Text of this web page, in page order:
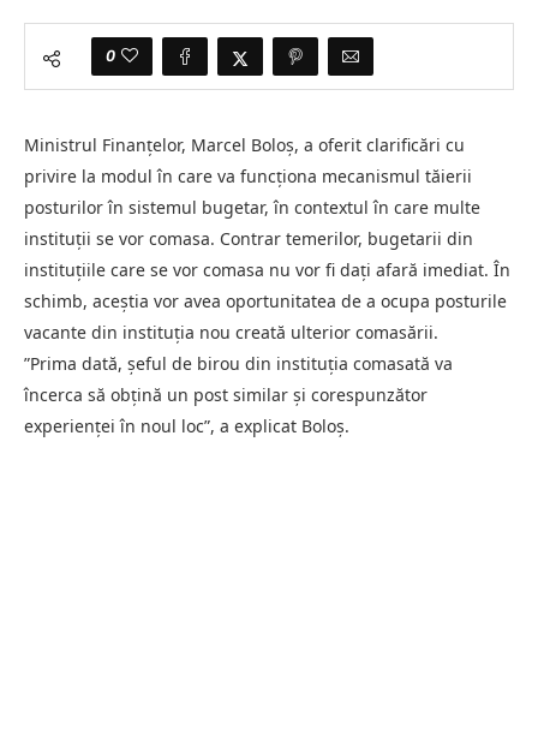
0
Ministrul Finanțelor, Marcel Boloș, a oferit clarificări cu
privire la modul în care va funcționa mecanismul tăierii
posturilor în sistemul bugetar, în contextul în care multe
instituții se vor comasa. Contrar temerilor, bugetarii din
instituțiile care se vor comasa nu vor fi dați afară imediat. În
schimb, aceștia vor avea oportunitatea de a ocupa posturile
vacante din instituția nou creată ulterior comasării.
”Prima dată, șeful de birou din instituția comasată va
încerca să obțină un post similar și corespunzător
experienței în noul loc”, a explicat Boloș.